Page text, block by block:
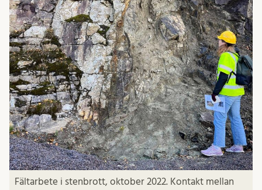
Fältarbete i stenbrott, oktober 2022. Kontakt mellan